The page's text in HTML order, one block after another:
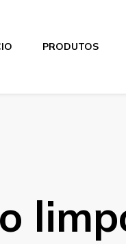
PRODUTOS